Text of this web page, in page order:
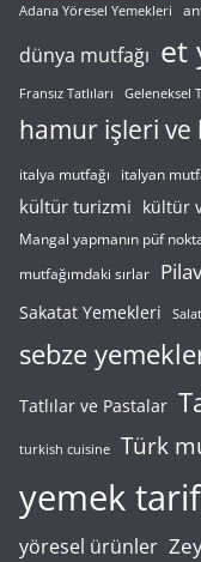
Adana Yöresel Yemekleri
dünya mutfağı et
Fransız Tatlıları Geleneksel
hamur işleri
italya mutfağı italyan
kültür turizmi kültür
Mangal yapmanın püf
mutfağımdaki sırlar
Sakatat Yemekleri
sebze
Tatlılar ve Pastalar
turkish cuisine Türk
yemek
yöresel ürünler